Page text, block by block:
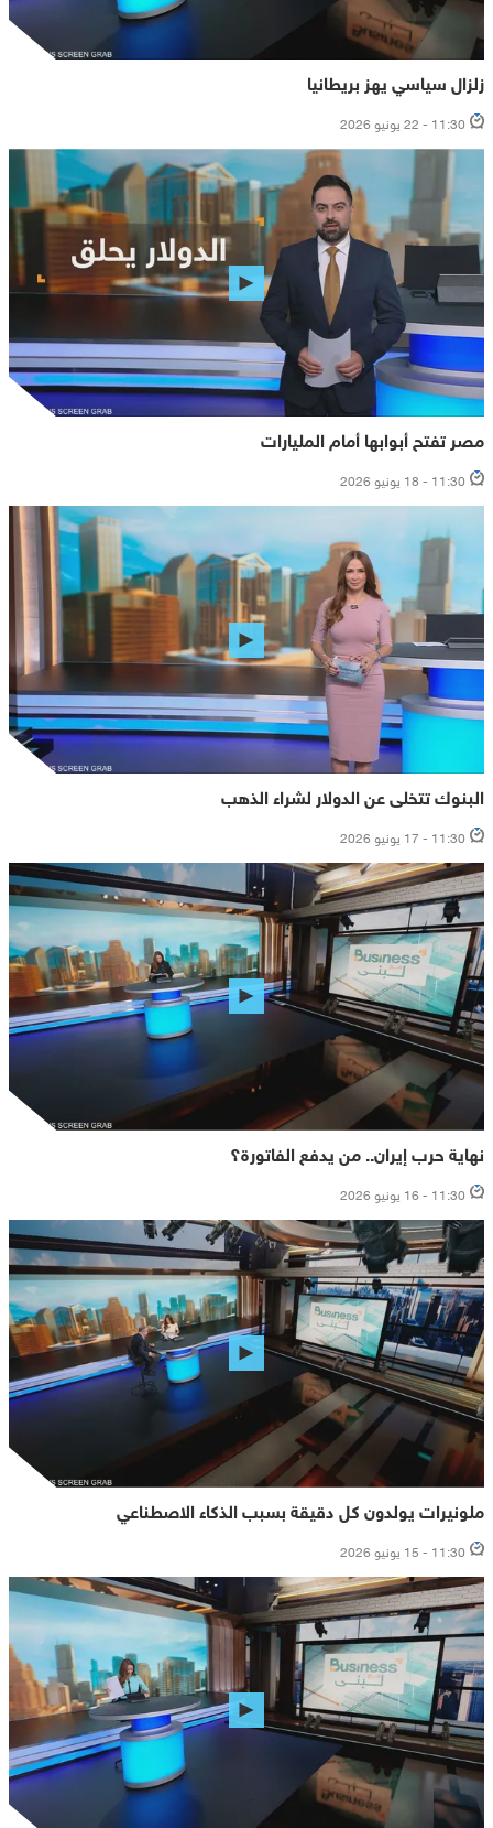
زلزال سياسي يهز بريطانيا
11:30 - 22 يونيو 2026
مصر تفتح أبوابها أمام المليارات
11:30 - 18 يونيو 2026
البنوك تتخلى عن الدولار لشراء الذهب
11:30 - 17 يونيو 2026
نهاية حرب إيران.. من يدفع الفاتورة؟
11:30 - 16 يونيو 2026
ملونيرات يولدون كل دقيقة بسبب الذكاء الاصطناعي
11:30 - 15 يونيو 2026